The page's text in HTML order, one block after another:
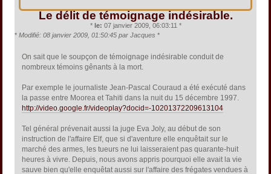
Le délit de témoignage indésirable.
* le: 07 janvier 2009, 06:03:11 *
* Modifié: 08 janvier 2009, 01:50:45 par Jacques *
On sait que le soupçon de témoignage indésirable conduit de
nombreux témoins gênants à la mort.
Par exemple le journaliste Jean-Pascal Couraud a été exécuté dans
la passe entre Moorea et Tahiti dans la nuit du 15 décembre 1997.
http://video.google.fr/videoplay?docid=-10201372209613104
Tel général prévenait aussi la juge Eva Joly, au début de son
instruction de l'affaire Elf, que si d'aventure elle enquêtait sur le
marché des armes, les tueurs ne lui laisseraient pas quarante-huit
heures à vivre. Depuis, nous avons appris pourquoi elle avait la vie
sauve bien qu'elle enquêtat aussi sur l'affaire des frégates vendues à